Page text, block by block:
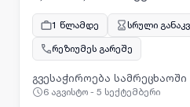
პროფესიული
გარემოს, რომელიც
ტრანსპორტირებას; კვებას;
მისამართზე:
პოზიციის დასახელება —
1 წლამდე სრული
რეზიუმეს გარეშე
გვესაჭიროება
6 აგვისტო - 5 სექტემბერი